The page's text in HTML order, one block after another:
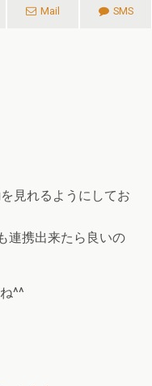
Mail SMS
見れるようにしてお
連携出来たら良いの
^^